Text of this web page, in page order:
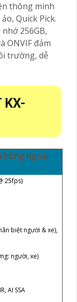
thông minh
Quick Pick.
256GB,
ONVIF đảm
trường, dễ
KX-
hồng ngoại
25fps)
biệt người & xe),
người, xe)
AI SSA